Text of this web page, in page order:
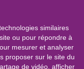
similaires
ou pour répondre à
mesurer et analyser
proposer sur le site du
de vidéo, afficher